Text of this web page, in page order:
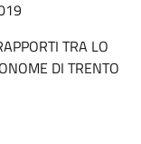
TRA LO
DI TRENTO